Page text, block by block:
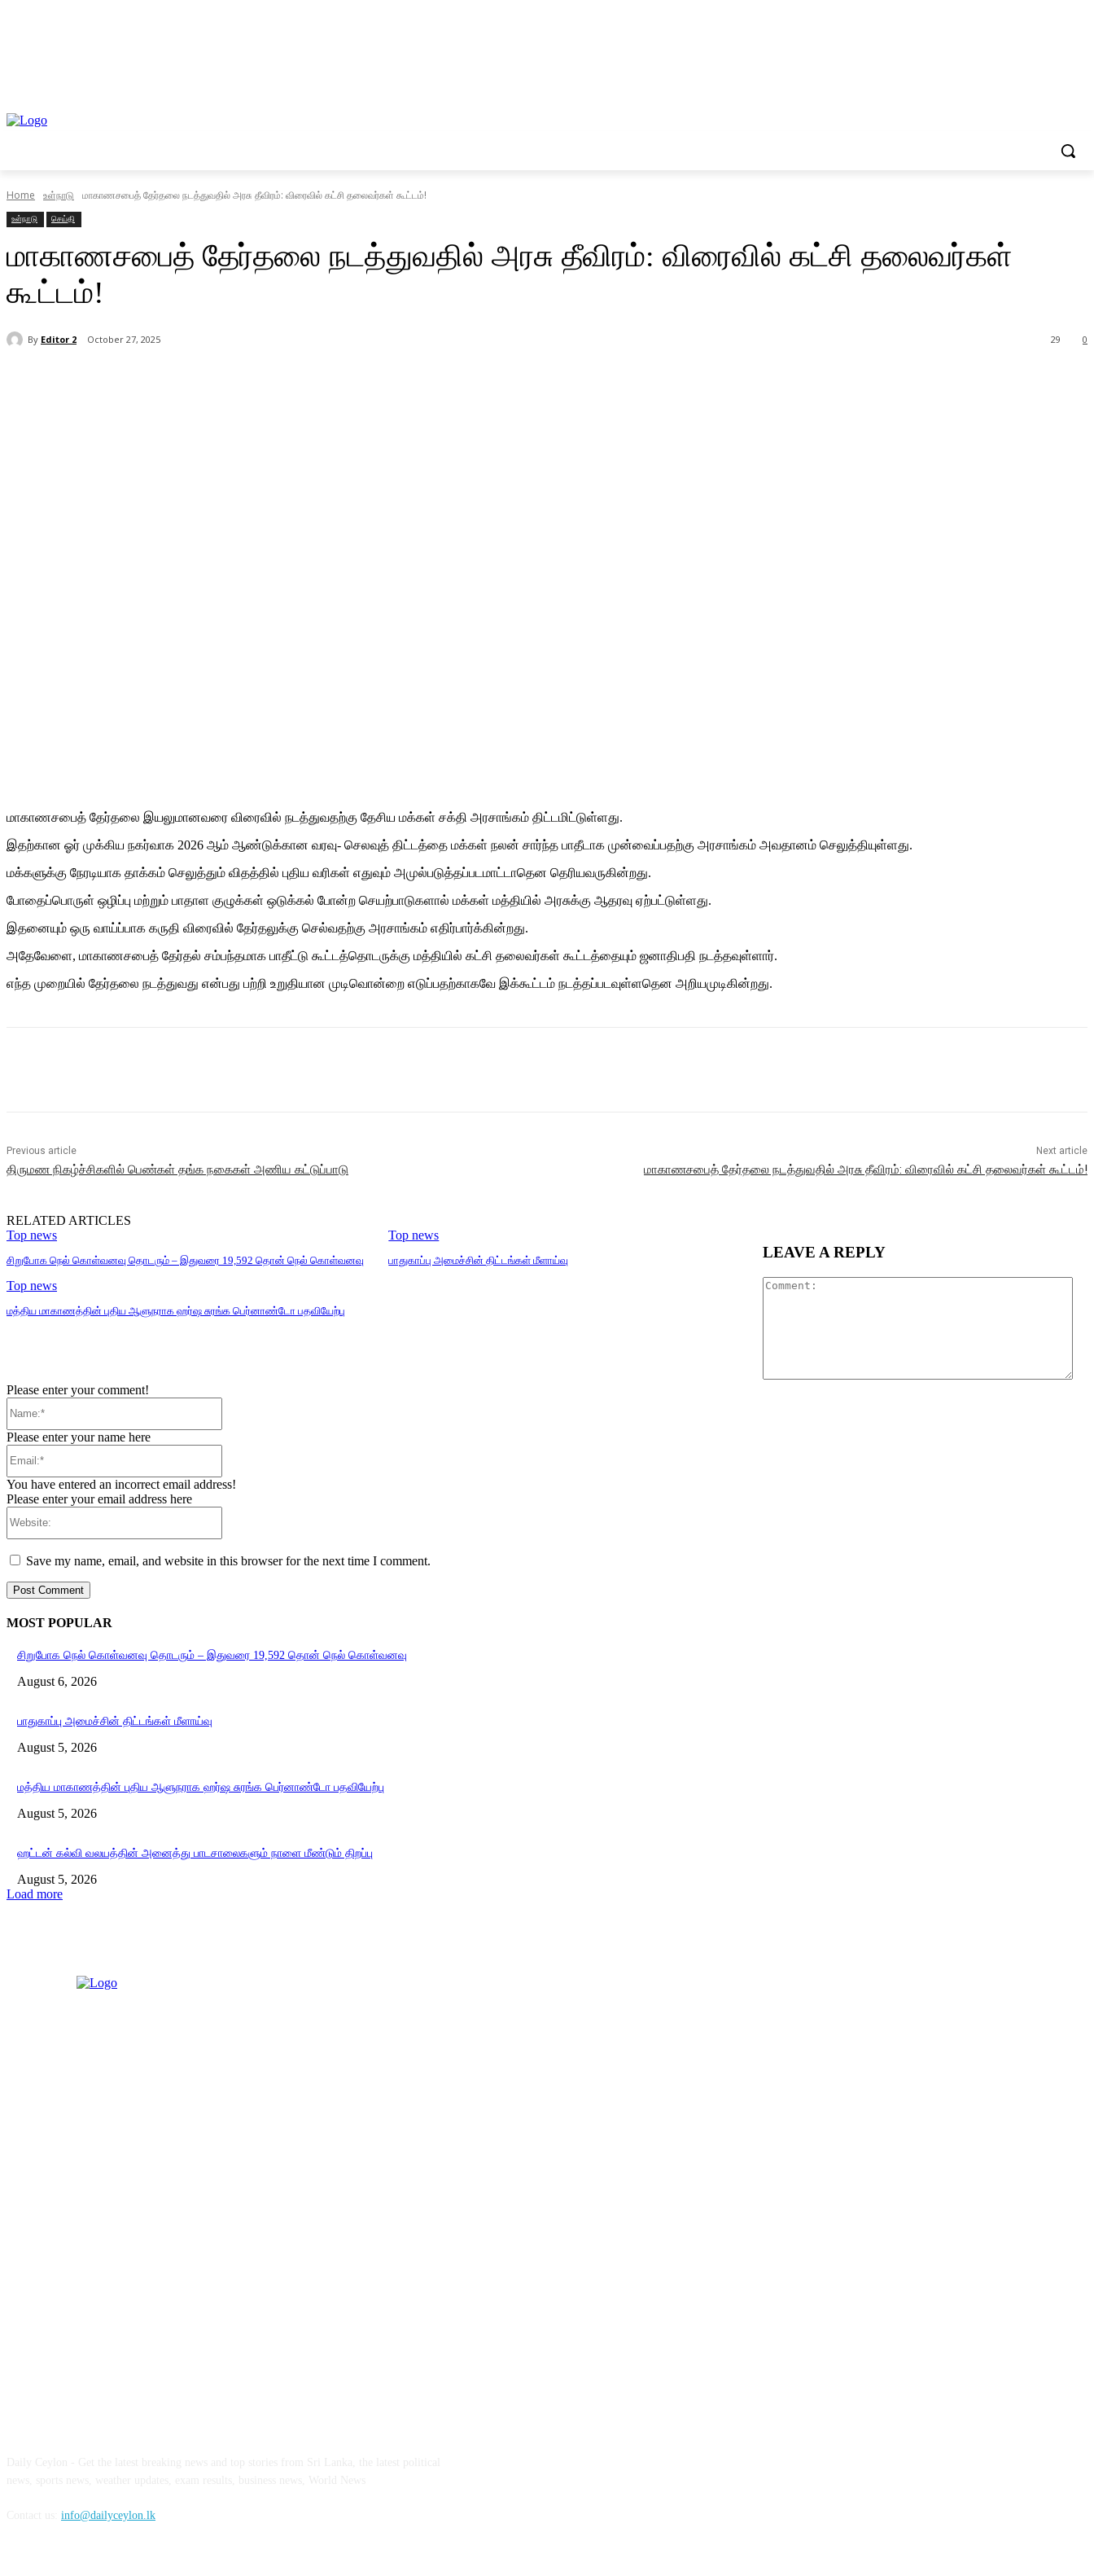
Home உள்நாடு மாகாணசபைத் தேர்தலை நடத்துவதில் அரசு தீவிரம்: விரைவில் கட்சி தலைவர்கள் கூட்டம்!
உள்நாடு செய்தி
மாகாணசபைத் தேர்தலை நடத்துவதில் அரசு தீவிரம்: விரைவில் கட்சி தலைவர்கள்
கூட்டம்!
By Editor 2 October 27, 2025 0
29
மாகாணசபைத் தேர்தலை இயலுமானவரை விரைவில் நடத்துவதற்கு தேசிய மக்கள் சக்தி அரசாங்கம் திட்டமிட்டுள்ளது.
இதற்கான ஓர் முக்கிய நகர்வாக 2026 ஆம் ஆண்டுக்கான வரவு- செலவுத் திட்டத்தை மக்கள் நலன் சார்ந்த பாதீடாக முன்வைப்பதற்கு அரசாங்கம் அவதானம் செலுத்தியுள்ளது.
மக்களுக்கு நேரடியாக தாக்கம் செலுத்தும் விதத்தில் புதிய வரிகள் எதுவும் அமுல்படுத்தப்படமாட்டாதென தெரியவருகின்றது.
போதைப்பொருள் ஒழிப்பு மற்றும் பாதாள குழுக்கள் ஒடுக்கல் போன்ற செயற்பாடுகளால் மக்கள் மத்தியில் அரசுக்கு ஆதரவு ஏற்பட்டுள்ளது.
இதனையும் ஒரு வாய்ப்பாக கருதி விரைவில் தேர்தலுக்கு செல்வதற்கு அரசாங்கம் எதிர்பார்க்கின்றது.
அதேவேளை, மாகாணசபைத் தேர்தல் சம்பந்தமாக பாதீட்டு கூட்டத்தொடருக்கு மத்தியில் கட்சி தலைவர்கள் கூட்டத்தையும் ஜனாதிபதி நடத்தவுள்ளார்.
எந்த முறையில் தேர்தலை நடத்துவது என்பது பற்றி உறுதியான முடிவொன்றை எடுப்பதற்காகவே இக்கூட்டம் நடத்தப்படவுள்ளதென அறியமுடிகின்றது.
Previous article
திருமண நிகழ்ச்சிகளில் பெண்கள் தங்க நகைகள் அணிய கட்டுப்பாடு
Next article
மாகாணசபைத் தேர்தலை நடத்துவதில் அரசு தீவிரம்: விரைவில் கட்சி தலைவர்கள் கூட்டம்!
RELATED ARTICLES
Top news
சிறுபோக நெல் கொள்வனவு தொடரும் – இதுவரை 19,592 தொன் நெல் கொள்வனவு
Top news
பாதுகாப்பு அமைச்சின் திட்டங்கள் மீளாய்வு
Top news
மத்திய மாகாணத்தின் புதிய ஆளுநராக ஹர்ஷ சுரங்க பெர்னாண்டோ பதவியேற்பு
LEAVE A REPLY
Please enter your comment!
Please enter your name here
You have entered an incorrect email address!
Please enter your email address here
Save my name, email, and website in this browser for the next time I comment.
MOST POPULAR
சிறுபோக நெல் கொள்வனவு தொடரும் – இதுவரை 19,592 தொன் நெல் கொள்வனவு
August 6, 2026
பாதுகாப்பு அமைச்சின் திட்டங்கள் மீளாய்வு
August 5, 2026
மத்திய மாகாணத்தின் புதிய ஆளுநராக ஹர்ஷ சுரங்க பெர்னாண்டோ பதவியேற்பு
August 5, 2026
ஹட்டன் கல்வி வலயத்தின் அனைத்து பாடசாலைகளும் நாளை மீண்டும் திறப்பு
August 5, 2026
Load more
info@dailyceylon.lk